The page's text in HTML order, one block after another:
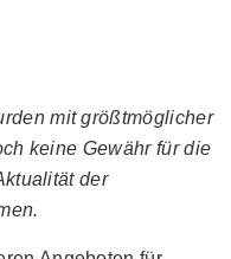
mit größtmöglicher
keine Gewähr für die
der